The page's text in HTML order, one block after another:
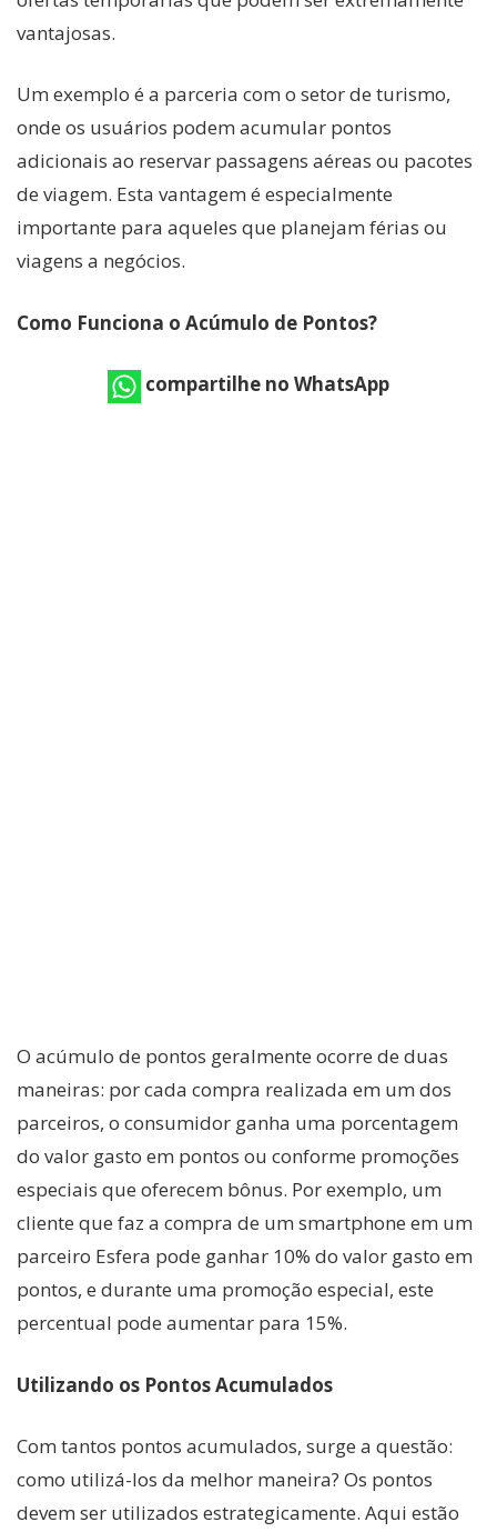
vantajosas.
Um exemplo é a parceria com o setor de turismo,
onde os usuários podem acumular pontos
adicionais ao reservar passagens aéreas ou pacotes
de viagem. Esta vantagem é especialmente
importante para aqueles que planejam férias ou
viagens a negócios.
Como Funciona o Acúmulo de Pontos?
compartilhe no WhatsApp
O acúmulo de pontos geralmente ocorre de duas
maneiras: por cada compra realizada em um dos
parceiros, o consumidor ganha uma porcentagem
do valor gasto em pontos ou conforme promoções
especiais que oferecem bônus. Por exemplo, um
cliente que faz a compra de um smartphone em um
parceiro Esfera pode ganhar 10% do valor gasto em
pontos, e durante uma promoção especial, este
percentual pode aumentar para 15%.
Utilizando os Pontos Acumulados
Com tantos pontos acumulados, surge a questão:
como utilizá-los da melhor maneira? Os pontos
devem ser utilizados estrategicamente. Aqui estão